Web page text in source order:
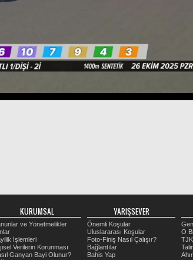
KURUMSAL
ve Yönetmelikler
İşlemleri
Verilerin Korunması
Ganyan Bayi Olunur?
YARIŞSEVER
Önemli Koşular
Uluslararası Koşular
Foto-Finiş Nasıl Çalışır?
Bağlantılar
Bahis Yap
O